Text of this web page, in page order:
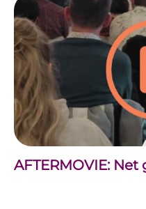
AFTERMOVIE: